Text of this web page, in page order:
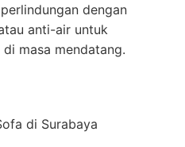
dengan
anti-air untuk
masa mendatang.
di Surabaya